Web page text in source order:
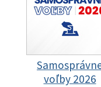
voľby 2026